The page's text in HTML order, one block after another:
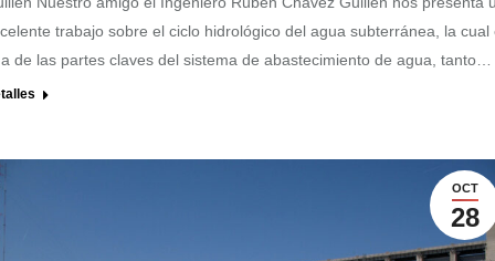
trabajo sobre el ciclo hidrológico del agua subterránea, la cual
de las partes claves del sistema de abastecimiento de agua, tanto…
OCT
28